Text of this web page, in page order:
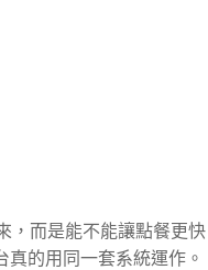
，而是能不能讓點餐更
的用同一套系統運作。